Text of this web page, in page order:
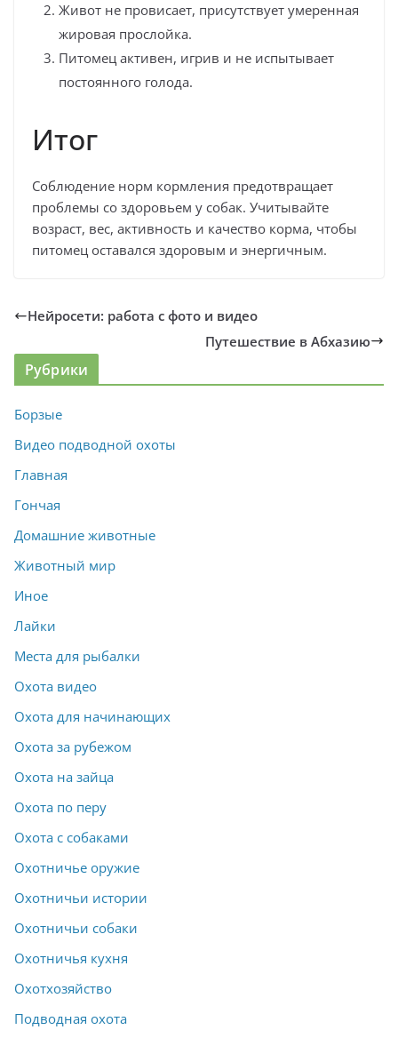
Живот не провисает, присутствует умеренная
жировая прослойка.
Питомец активен, игрив и не испытывает
постоянного голода.
Итог
Соблюдение норм кормления предотвращает
проблемы со здоровьем у собак. Учитывайте
возраст, вес, активность и качество корма, чтобы
питомец оставался здоровым и энергичным.
Нейросети: работа с фото и видео
Путешествие в Абхазию
Рубрики
Борзые
Видео подводной охоты
Главная
Гончая
Домашние животные
Животный мир
Иное
Лайки
Места для рыбалки
Охота видео
Охота для начинающих
Охота за рубежом
Охота на зайца
Охота по перу
Охота с собаками
Охотничье оружие
Охотничьи истории
Охотничьи собаки
Охотничья кухня
Охотхозяйство
Подводная охота